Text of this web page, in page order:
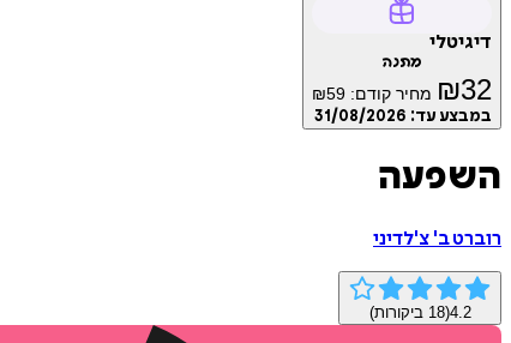
דיגיטלי
מתנה
₪32 מחיר קודם: ₪59
במבצע עד: 31/08/2026
השפעה
רוברט ב' צ'לדיני
4.2
(
18 ביקורות)